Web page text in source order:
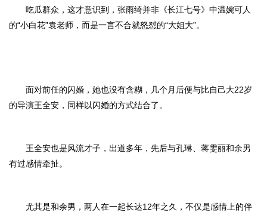
吃瓜群众，这才意识到，张雨绮并非《长江七号》中温婉可人
的“小白花”袁老师，而是一言不合就怒怼的“大姐大”。
面对前任的闪婚，她也没有含糊，几个月后便与比自己大22岁
的导演王全安，同样以闪婚的方式结合了。
王全安也是风流才子，出道多年，先后与孔琳、蒋雯丽和余男
有过感情牵扯。
尤其是和余男，两人在一起长达12年之久，不仅是感情上的伴